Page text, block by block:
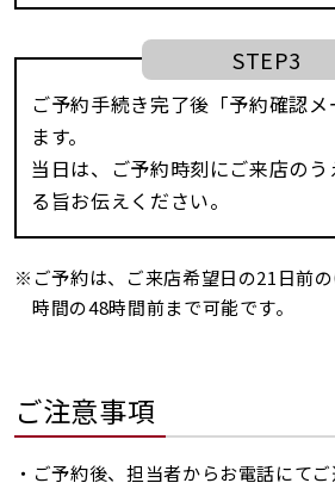
STEP3
ご予約手続き完了後「予約確認
ます。
当日は、ご予約時刻にご来店の
る旨お伝えください。
※ご予約は、ご来店希望日の21日前
時間の48時間前まで可能です。
ご注意事項
・ご予約後、担当者からお電話にて